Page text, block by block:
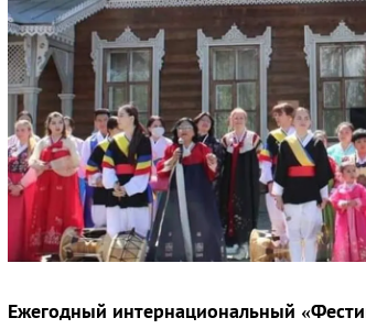
Ежегодный интернациональный